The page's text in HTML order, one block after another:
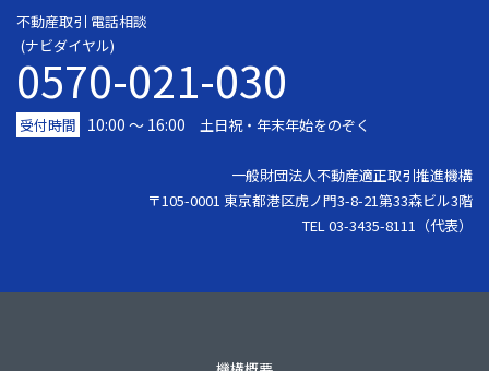
不動産取引 電話相談
(ナビダイヤル)
0570-021-030
受付時間 10:00 ～ 16:00 土日祝・年末年始をのぞく
一般財団法人不動産適正取引推進機構
〒105-0001 東京都港区虎ノ門3-8-21第33森ビル3階
TEL 03-3435-8111（代表）